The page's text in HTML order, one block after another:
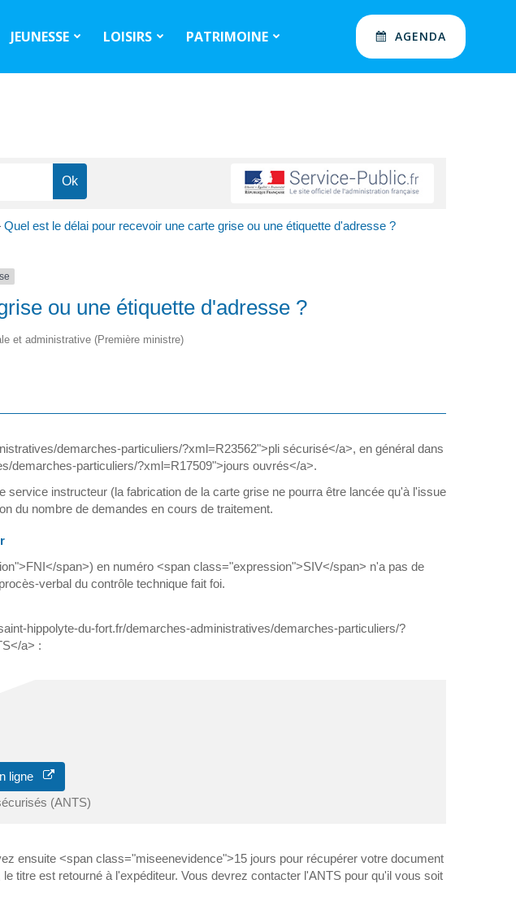
JEUNESSE LOISIRS PATRIMOINE AGENDA
Quel est le délai pour recevoir une carte grise ou une étiquette d'adresse ?
ou une étiquette d'adresse ?
et administrative (Première ministre)
demarches-particuliers/?xml=R23562">pli sécurisé</a>, en général dans
demarches-particuliers/?xml=R17509">jours ouvrés</a>.
instructeur (la fabrication de la carte grise ne pourra être lancée qu'à l'issue
du nombre de demandes en cours de traitement.
span>) en numéro <span class="expression">SIV</span> n'a pas de
verbal du contrôle technique fait foi.
hippolyte-du-fort.fr/demarches-administratives/demarches-particuliers/?
a> :
ligne
(ANTS)
ensuite <span class="miseenevidence">15 jours pour récupérer votre document
titre est retourné à l'expéditeur. Vous devrez contacter l'ANTS pour qu'il vous soit